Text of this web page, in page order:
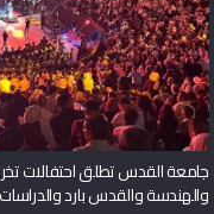
جامعة القدس تطلق احتفالات
والهندسة والقدس بارد والدراسات